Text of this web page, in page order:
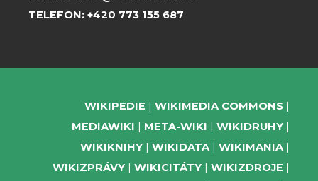
TELEFON: +420 773 155 687
WIKIPEDIE
WIKIMEDIA COMMONS
MEDIAWIKI
META-WIKI
WIKIDRUHY
WIKIKNIHY
WIKIDATA
WIKIMANIA
WIKIZPRÁVY
WIKICITÁTY
WIKIZDROJE